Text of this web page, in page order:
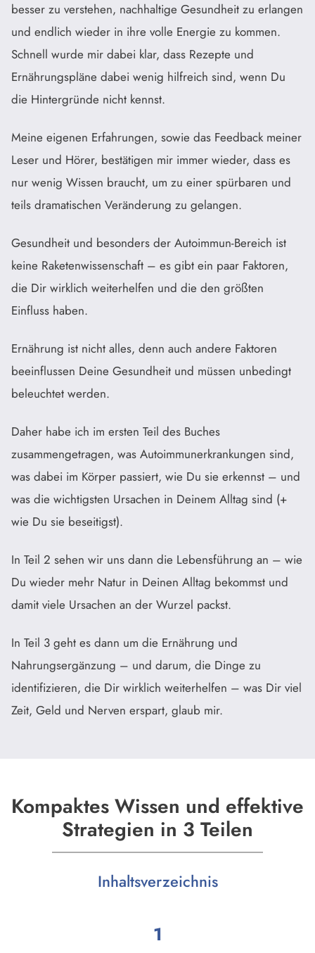
besser zu verstehen, nachhaltige Gesundheit zu erlangen
und endlich wieder in ihre volle Energie zu kommen.
Schnell wurde mir dabei klar, dass Rezepte und
Ernährungspläne dabei wenig hilfreich sind, wenn Du
die Hintergründe nicht kennst.
Meine eigenen Erfahrungen, sowie das Feedback meiner
Leser und Hörer, bestätigen mir immer wieder, dass es
nur wenig Wissen braucht, um zu einer spürbaren und
teils dramatischen Veränderung zu gelangen.
Gesundheit und besonders der Autoimmun-Bereich ist
keine Raketenwissenschaft – es gibt ein paar Faktoren,
die Dir wirklich weiterhelfen und die den größten
Einfluss haben.
Ernährung ist nicht alles, denn auch andere Faktoren
beeinflussen Deine Gesundheit und müssen unbedingt
beleuchtet werden.
Daher habe ich im ersten Teil des Buches
zusammengetragen, was Autoimmunerkrankungen sind,
was dabei im Körper passiert, wie Du sie erkennst – und
was die wichtigsten Ursachen in Deinem Alltag sind (+
wie Du sie beseitigst).
In Teil 2 sehen wir uns dann die Lebensführung an – wie
Du wieder mehr Natur in Deinen Alltag bekommst und
damit viele Ursachen an der Wurzel packst.
In Teil 3 geht es dann um die Ernährung und
Nahrungsergänzung – und darum, die Dinge zu
identifizieren, die Dir wirklich weiterhelfen – was Dir viel
Zeit, Geld und Nerven erspart, glaub mir.
Kompaktes Wissen und effektive
Strategien in 3 Teilen
Inhaltsverzeichnis
1